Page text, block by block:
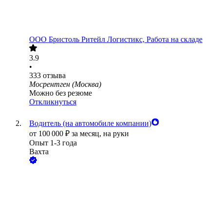
ООО Бристоль Ритейл Логистикс, Работа на складе
3.9
•
333 отзыва
Мосрентген (Москва)
Можно без резюме
Откликнуться
Водитель (на автомобиле компании)
от 100 000 ₽ за месяц, на руки
Опыт 1-3 года
Вахта